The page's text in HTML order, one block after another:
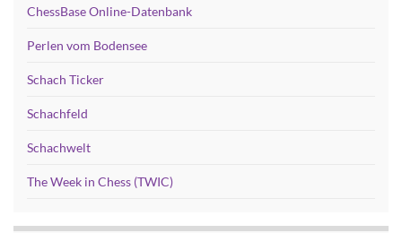
ChessBase Online-Datenbank
Perlen vom Bodensee
Schach Ticker
Schachfeld
Schachwelt
The Week in Chess (TWIC)